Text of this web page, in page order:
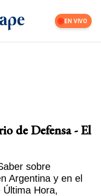
EN VIVO
de Defensa - El
sobre
Argentina y en el
Hora,